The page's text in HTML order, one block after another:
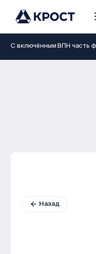
С включённым ВПН часть
Назад